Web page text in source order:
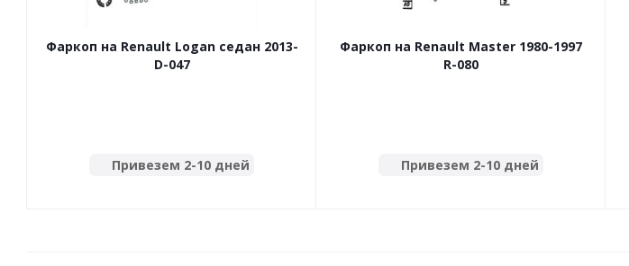
Фаркоп на Renault Logan седан 2013-
D-047
Привезем 2-10 дней
Фаркоп на Renault Master 1980-1997
R-080
Привезем 2-10 дней